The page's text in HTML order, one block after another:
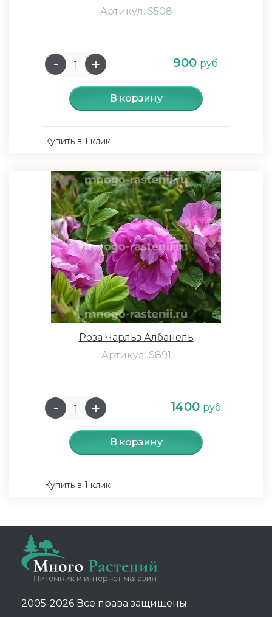
Артикул: S508
900 руб.
В корзину
Купить в 1 клик
Роза Чарльз Албанель
Артикул: S891
1400 руб.
В корзину
Купить в 1 клик
2005-2026 Все права защищены.